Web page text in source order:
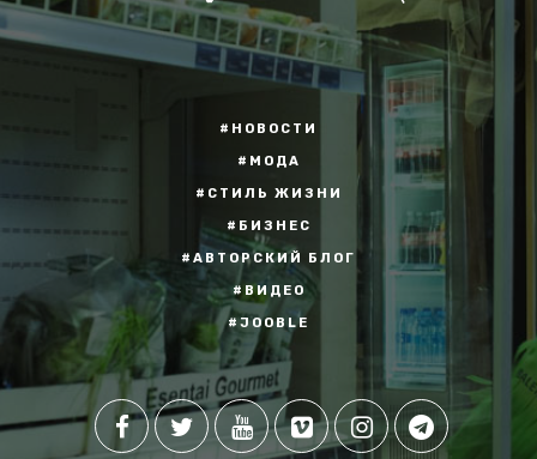
#НОВОСТИ
#МОДА
#СТИЛЬ ЖИЗНИ
#БИЗНЕС
#АВТОРСКИЙ БЛОГ
#ВИДЕО
#JOOBLE